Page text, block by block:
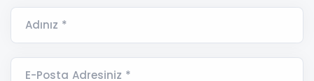
Adınız *
E-Posta Adresiniz *